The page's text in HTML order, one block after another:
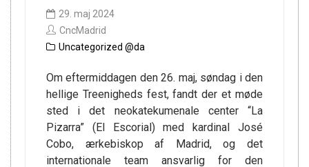
29. maj 2024
CncMadrid
Uncategorized @da
Om eftermiddagen den 26. maj, søndag i den
hellige Treenigheds fest, fandt der et møde
sted i det neokatekumenale center “La
Pizarra” (El Escorial) med kardinal José
Cobo, ærkebiskop af Madrid, og det
internationale team ansvarlig for den